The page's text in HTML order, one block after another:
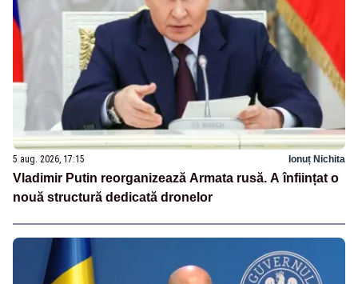
5 aug. 2026, 17:15 Ionuț Nichita
Vladimir Putin reorganizează Armata rusă. A înființat o
nouă structură dedicată dronelor